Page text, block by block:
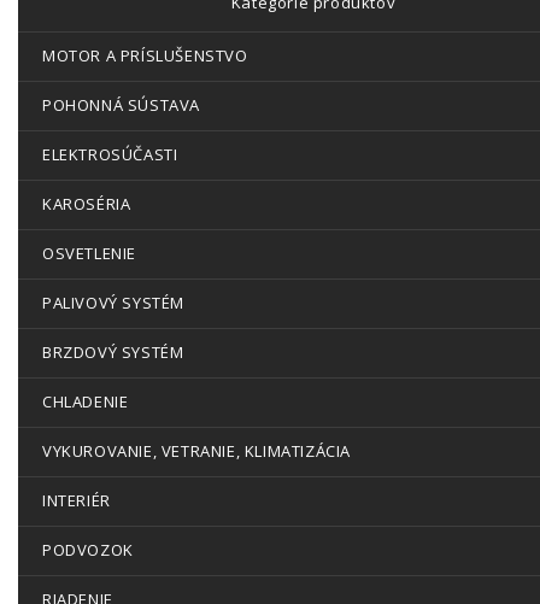
MOTOR A PRÍSLUŠENSTVO
POHONNÁ SÚSTAVA
ELEKTROSÚČASTI
KAROSÉRIA
OSVETLENIE
PALIVOVÝ SYSTÉM
BRZDOVÝ SYSTÉM
CHLADENIE
VYKUROVANIE, VETRANIE, KLIMATIZÁCIA
INTERIÉR
PODVOZOK
RIADENIE